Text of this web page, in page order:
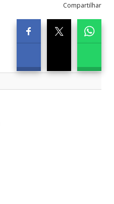
Compartilhar